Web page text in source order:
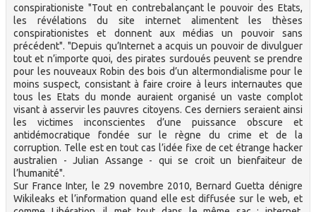
conspirationiste "Tout en contrebalançant le pouvoir des Etats,
les révélations du site internet alimentent les thèses
conspirationistes et donnent aux médias un pouvoir sans
précédent". "Depuis qu’Internet a acquis un pouvoir de divulguer
tout et n’importe quoi, des pirates surdoués peuvent se prendre
pour les nouveaux Robin des bois d’un altermondialisme pour le
moins suspect, consistant à faire croire à leurs internautes que
tous les Etats du monde auraient organisé un vaste complot
visant à asservir les pauvres citoyens. Ces derniers seraient ainsi
les victimes inconscientes d’une puissance obscure et
antidémocratique fondée sur le règne du crime et de la
corruption. Telle est en tout cas l’idée fixe de cet étrange hacker
australien - Julian Assange - qui se croit un bienfaiteur de
l’humanité".
Sur France Inter, le 29 novembre 2010, Bernard Guetta dénigre
Wikileaks et l’information quand elle est diffusée sur le web, et